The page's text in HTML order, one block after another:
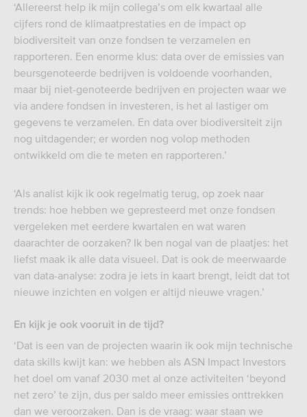
‘Allereerst help ik mijn collega’s om elk kwartaal alle
cijfers rond de klimaatprestaties en de impact op
biodiversiteit van onze fondsen te verzamelen en
rapporteren. Een enorme klus: data over de emissies van
beursgenoteerde bedrijven is voldoende voorhanden,
maar bij niet-genoteerde bedrijven en projecten waar we
via andere fondsen in investeren, is het al lastiger om
gegevens te verzamelen. En data over biodiversiteit zijn
nog uitdagender; er worden nog volop methoden
ontwikkeld om die te meten en rapporteren.’
‘Als analist kijk ik ook regelmatig terug, op zoek naar
trends: hoe hebben we gepresteerd met onze fondsen
vergeleken met eerdere kwartalen en wat waren
daarachter de oorzaken? Ik ben nogal van de plaatjes: het
liefst maak ik alle data visueel. Dat is ook de meerwaarde
van data-analyse: zodra je iets in kaart brengt, leidt dat tot
nieuwe inzichten en volgen er altijd nieuwe vragen.’
En kijk je ook vooruit in de tijd?
‘Dat is een van de projecten waarin ik ook mijn technische
data skills kwijt kan: we hebben als ASN Impact Investors
het doel om vanaf 2030 met al onze activiteiten ‘beyond
net zero’ te zijn, dus per saldo meer emissies onttrekken
dan we veroorzaken. Dan is de vraag: waar staan we